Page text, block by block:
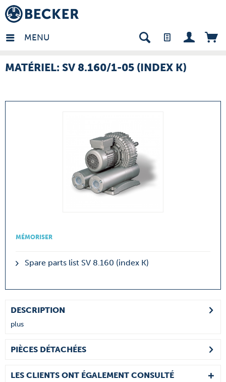
MENU
- FR
MATÉRIEL: SV 8.160/1-05 (INDEX K)
MÉMORISER
Spare parts list SV 8.160 (index K)
DESCRIPTION
plus
PIÈCES DÉTACHÉES
LES CLIENTS ONT ÉGALEMENT CONSULTÉ